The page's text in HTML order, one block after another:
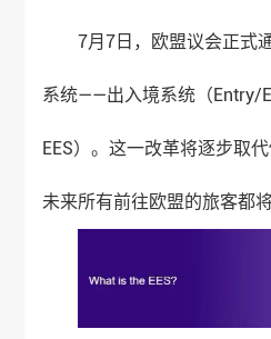
7月7日，欧盟议会正式
系统——出入境系统（Entry/
EES）。这一改革将逐步取
未来所有前往欧盟的旅客都